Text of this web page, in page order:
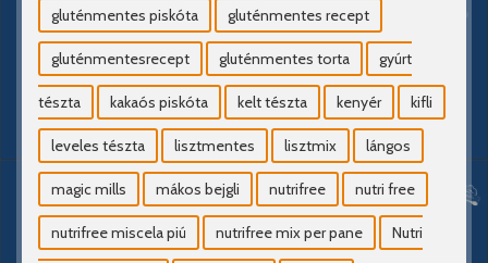
gluténmentes piskóta gluténmentes recept
gluténmentesrecept gluténmentes torta gyúrt
tészta kakaós piskóta kelt tészta kenyér kifli
leveles tészta lisztmentes lisztmix lángos
magic mills mákos bejgli nutrifree nutri free
nutrifree miscela piú nutrifree mix per pane Nutri